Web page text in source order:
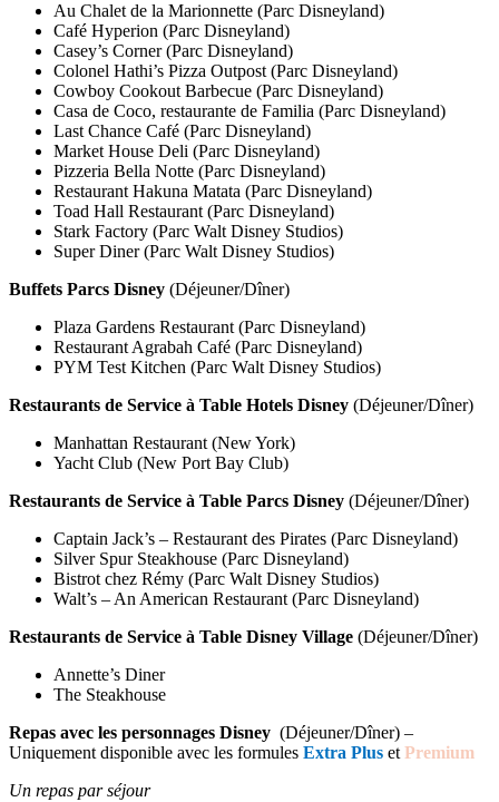
Au Chalet de la Marionnette (Parc Disneyland)
Café Hyperion (Parc Disneyland)
Casey’s Corner (Parc Disneyland)
Colonel Hathi’s Pizza Outpost (Parc Disneyland)
Cowboy Cookout Barbecue (Parc Disneyland)
Casa de Coco, restaurante de Familia (Parc Disneyland)
Last Chance Café (Parc Disneyland)
Market House Deli (Parc Disneyland)
Pizzeria Bella Notte (Parc Disneyland)
Restaurant Hakuna Matata (Parc Disneyland)
Toad Hall Restaurant (Parc Disneyland)
Stark Factory (Parc Walt Disney Studios)
Super Diner (Parc Walt Disney Studios)
Buffets Parcs Disney (Déjeuner/Dîner)
Plaza Gardens Restaurant (Parc Disneyland)
Restaurant Agrabah Café (Parc Disneyland)
PYM Test Kitchen (Parc Walt Disney Studios)
Restaurants de Service à Table Hotels Disney (Déjeuner/Dîner)
Manhattan Restaurant (New York)
Yacht Club (New Port Bay Club)
Restaurants de Service à Table Parcs Disney (Déjeuner/Dîner)
Captain Jack’s – Restaurant des Pirates (Parc Disneyland)
Silver Spur Steakhouse (Parc Disneyland)
Bistrot chez Rémy (Parc Walt Disney Studios)
Walt’s – An American Restaurant (Parc Disneyland)
Restaurants de Service à Table Disney Village (Déjeuner/Dîner)
Annette’s Diner
The Steakhouse
Repas avec les personnages Disney (Déjeuner/Dîner) –
Uniquement disponible avec les formules Extra Plus et Premium
Un repas par séjour